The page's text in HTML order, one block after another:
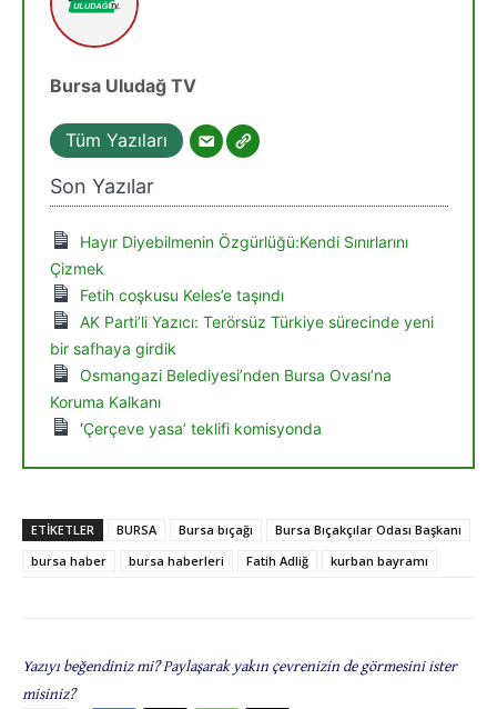
Bursa Uludağ TV
Tüm Yazıları
Son Yazılar
Hayır Diyebilmenin Özgürlüğü:Kendi Sınırlarını
Çizmek
Fetih coşkusu Keles’e taşındı
AK Parti’li Yazıcı: Terörsüz Türkiye sürecinde yeni
bir safhaya girdik
Osmangazi Belediyesi’nden Bursa Ovası’na
Koruma Kalkanı
‘Çerçeve yasa’ teklifi komisyonda
ETIKETLER BURSA Bursa bıçağı
Bursa Bıçakçılar Odası Başkanı
bursa haber
bursa haberleri Fatih Adliğ kurban bayramı
Yazıyı beğendiniz mi? Paylaşarak yakın çevrenizin de görmesini ister
misiniz?